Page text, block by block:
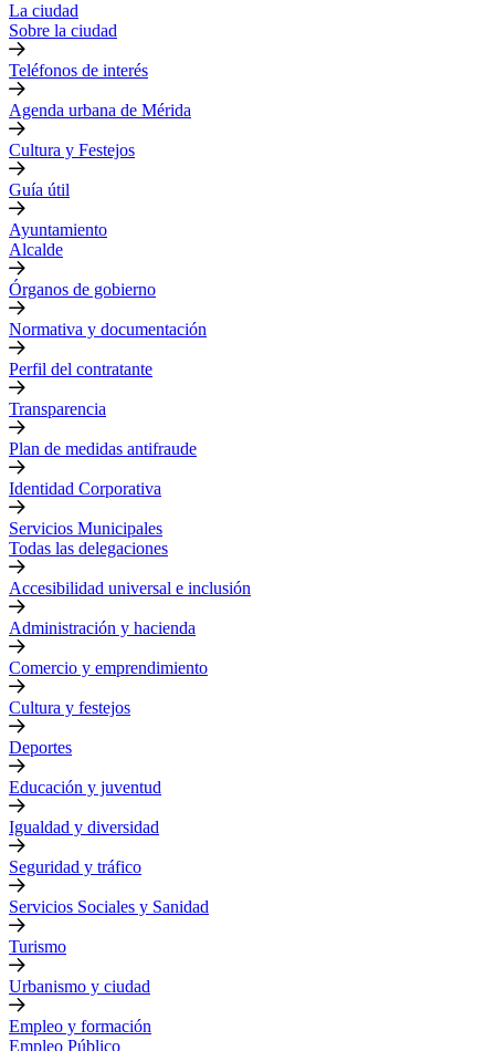
La ciudad
Sobre la ciudad
Teléfonos de interés
Agenda urbana de Mérida
Cultura y Festejos
Guía útil
Ayuntamiento
Alcalde
Órganos de gobierno
Normativa y documentación
Perfil del contratante
Transparencia
Plan de medidas antifraude
Identidad Corporativa
Servicios Municipales
Todas las delegaciones
Accesibilidad universal e inclusión
Administración y hacienda
Comercio y emprendimiento
Cultura y festejos
Deportes
Educación y juventud
Igualdad y diversidad
Seguridad y tráfico
Servicios Sociales y Sanidad
Turismo
Urbanismo y ciudad
Empleo y formación
Empleo Público